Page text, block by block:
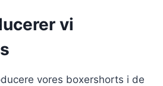
vi
vores boxershorts i de